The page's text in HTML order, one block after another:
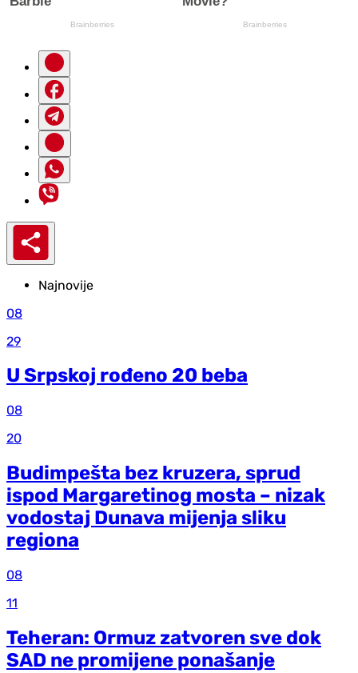
Najnovije
08
29
U Srpskoj rođeno 20 beba
08
20
Budimpešta bez kruzera, sprud
ispod Margaretinog mosta – nizak
vodostaj Dunava mijenja sliku
regiona
08
11
Teheran: Ormuz zatvoren sve dok
SAD ne promijene ponašanje